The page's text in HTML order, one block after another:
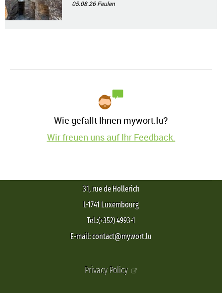
05.08.26Feulen
Wie gefällt Ihnen mywort.lu?
Wir freuen uns auf Ihr Feedback.
31, rue de Hollerich
L-1741 Luxembourg
Tel.:(+352) 4993-1
E-mail: contact@mywort.lu
Privacy Policy